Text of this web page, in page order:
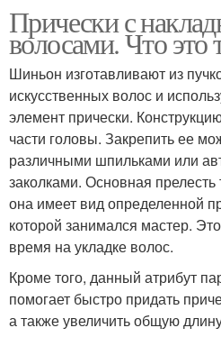
Прически с
волосами. Что это
Шиньон изготавливают из
искусственных волос и
элемент прически.
части головы. Закрепить ее
различными шпильками или
заколками. Основная прелесть
она имеет вид определенной
которой занимался мастер.
время на укладке волос.
Кроме того, данный атрибут
помогает быстро придать
а также увеличить общую